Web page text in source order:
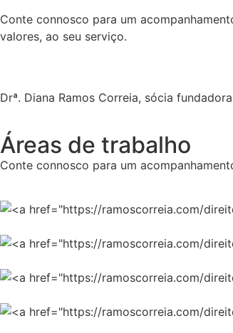
Conte connosco para um
valores, ao seu serviço.
Drª. Diana Ramos Correia, sócia
Áreas de trabalho
Conte connosco para um